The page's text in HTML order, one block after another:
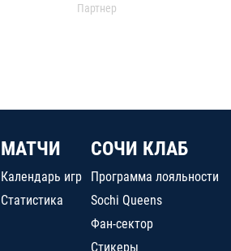
Партнер
МАТЧИ
Календарь игр
Статистика
СОЧИ КЛАБ
Программа лояльности
Sochi Queens
Фан-сектор
Стикеры